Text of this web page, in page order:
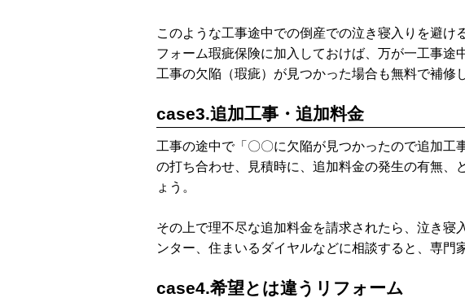
このような工事途中での倒産での泣き寝入りを避
フォーム瑕疵保険に加入しておけば、万が一工事
工事の欠陥（瑕疵）が見つかった場合も無料で補修
case3.追加工事・追加料金
工事の途中で「〇〇に欠陥が見つかったので追加
の打ち合わせ、見積時に、追加料金の発生の有無、
ょう。
その上で理不尽な追加料金を請求されたら、泣き
ンター、住まいるダイヤルなどに相談すると、専門
case4.希望とは違うリフォーム